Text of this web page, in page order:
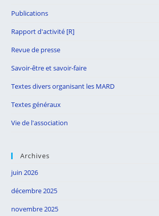
Publications
Rapport d'activité [R]
Revue de presse
Savoir-être et savoir-faire
Textes divers organisant les MARD
Textes généraux
Vie de l'association
Archives
juin 2026
décembre 2025
novembre 2025